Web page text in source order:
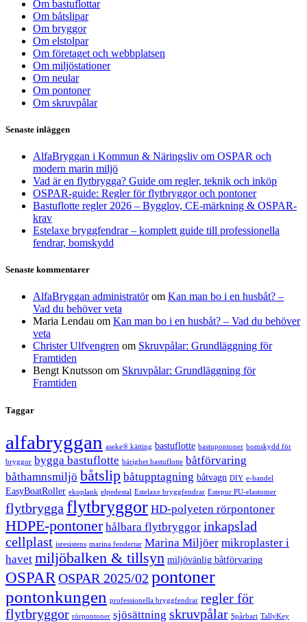
Om bastuflottar
Om båtslipar
Om bryggor
Om elstolpar
Om företaget och webbplatsen
Om miljöstationer
Om neular
Om pontoner
Om skruvpålar
Senaste inläggen
AlfaBryggan i Kommun & Näringsliv om OSPAR och
modern marin miljö
Vad är en flytbrygga? Guide om regler, teknik och inköp
OSPAR-guide: Regler för flytbryggor och pontoner
Bastuflotte regler 2026 – Bygglov, CE-märkning & OSPAR-
krav
Estelaxe bryggfendrar – komplett guide till professionella
fendrar, bomskydd
Senaste kommentarer
AlfaBryggan administratörom Kan man bo i en husbåt? –
Vad du behöver veta
Maria Lendau om Kan man bo i en husbåt? – Vad du behöver
veta
Christer Ulfvengren om Skruvpålar: Grundläggning för
Framtiden
Bengt Knutsson om Skruvpålar: Grundläggning för
Framtiden
Taggar
alfabryggan aseke® kätting bastuflotte bastupontoner bomskydd för
bryggor bygga bastuflotte bärighet bastuflotte båtförvaring
båthamnsmiljö båtslip båtupptagning båtvagn DIY e-handel
EasyBoatRoller ekoplank elpedestal Estelaxe bryggfendrar Estepur PU-elastomer
flytbrygga flytbryggor HD-polyeten rörpontoner
HDPE-pontoner hålbara flytbryggor inkapslad
cellplast isresistens marina fendertar Marina Miljöer mikroplaster i
havet miljöbalken & tillsyn miljövänlig båtförvaring
OSPAR OSPAR 2025/02 pontoner
pontonkungen professionella bryggfendrar regler för
flytbryggor rörpontoner sjösättning skruvpålar Spårbart TallyKey